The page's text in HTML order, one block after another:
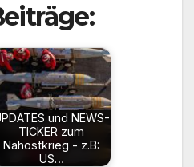
und NEWS-
TICKER zum
Nahostkrieg - z.B:
US…